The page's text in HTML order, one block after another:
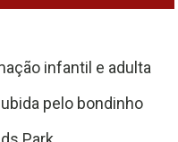
infantil e adulta
pelo bondinho